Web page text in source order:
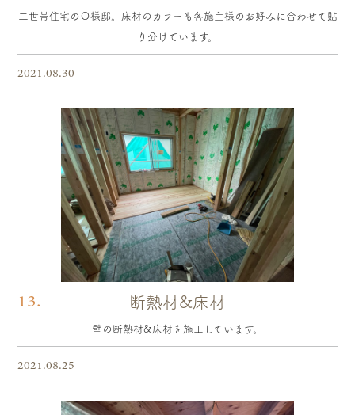
二世帯住宅のＯ様邸。床材のカラーも各施主様のお好みに合わせて貼
り分けています。
2021.08.30
13. 断熱材&床材
壁の断熱材&床材を施工しています。
2021.08.25